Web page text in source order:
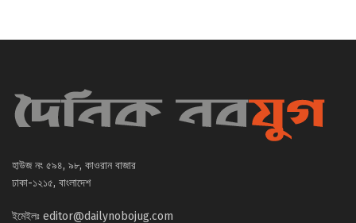
হাউজ নং ৫৯৪, ৯৮, কাওরান বাজার
ঢাকা-১২১৫, বাংলাদেশ
ইমেইলঃ editor@dailynobojug.com